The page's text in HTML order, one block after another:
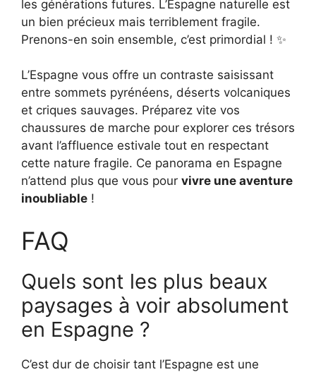
les générations futures. L’Espagne naturelle est
un bien précieux mais terriblement fragile.
Prenons-en soin ensemble, c’est primordial ! ✨
L’Espagne vous offre un contraste saisissant
entre sommets pyrénéens, déserts volcaniques
et criques sauvages. Préparez vite vos
chaussures de marche pour explorer ces trésors
avant l’affluence estivale tout en respectant
cette nature fragile. Ce panorama en Espagne
n’attend plus que vous pour vivre une aventure
inoubliable !
FAQ
Quels sont les plus beaux
paysages à voir absolument
en Espagne ?
C’est dur de choisir tant l’Espagne est une